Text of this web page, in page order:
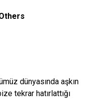
dünyasında aşkın
tekrar hatırlattığı